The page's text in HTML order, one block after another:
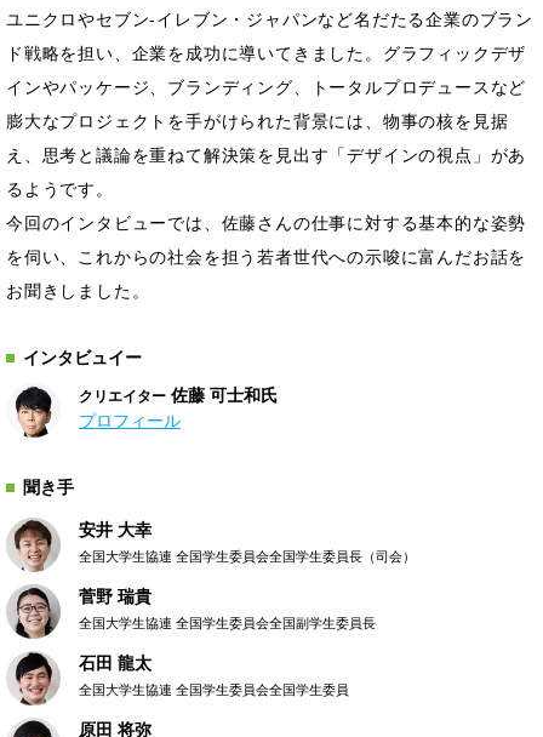
ユニクロやセブン-イレブン・ジャパンなど名だたる企業のブラン
ド戦略を担い、企業を成功に導いてきました。グラフィックデザ
インやパッケージ、ブランディング、トータルプロデュースなど
膨大なプロジェクトを手がけられた背景には、物事の核を見据
え、思考と議論を重ねて解決策を見出す「デザインの視点」があ
るようです。
今回のインタビューでは、佐藤さんの仕事に対する基本的な姿勢
を伺い、これからの社会を担う若者世代への示唆に富んだお話を
お聞きしました。
インタビュイー
クリエイター 佐藤 可士和氏
プロフィール
聞き手
安井 大幸
全国大学生協連 全国学生委員会全国学生委員長（司会）
菅野 瑞貴
全国大学生協連 全国学生委員会全国副学生委員長
石田 龍太
全国大学生協連 全国学生委員会全国学生委員
原田 将弥